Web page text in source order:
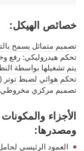
خصائص الهيكل:
تصميم متماثل يسمح
تحكم هيدروليكي: رفع
يتم تشغيلها بواسطة
تحكم هوائي لضبط توتر
تصميم مركزي
الأجزاء
ومصدرها:
العمود الرئيسي